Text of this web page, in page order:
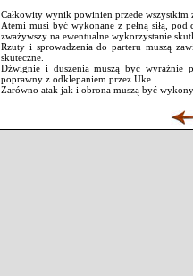
Całkowity wynik powinien przede wszystkim
Atemi musi być wykonane z pełną siłą,
zważywszy na ewentualne wykorzystanie
Rzuty i sprowadzenia do parteru muszą
skuteczne.
Dźwignie i duszenia muszą być wyraźnie
poprawny z odklepaniem przez Uke.
Zarówno atak jak i obrona muszą być